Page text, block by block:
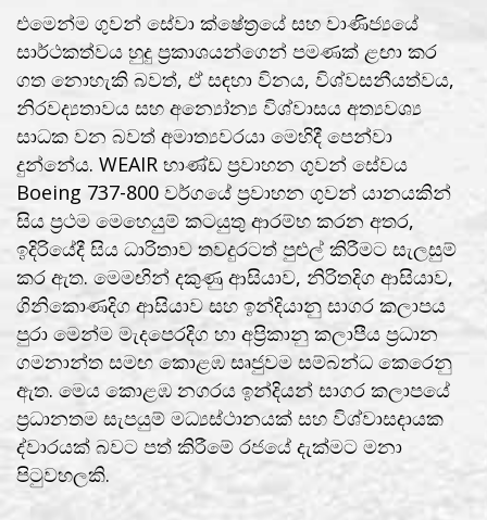
එමෙන්ම ගුවන් සේවා ක්ෂේත්‍රයේ සහ වාණිජ්‍යයේ
සාර්ථකත්වය හුදු ප්‍රකාශයන්ගෙන් පමණක් ළඟා කර
ගත නොහැකි බවත්, ඒ සඳහා විනය, විශ්වසනීයත්වය,
නිරවද්‍යතාවය සහ අන්‍යෝන්‍ය විශ්වාසය අත්‍යවශ්‍ය
සාධක වන බවත් අමාත්‍යවරයා මෙහිදී පෙන්වා
දුන්නේය. WEAIR භාණ්ඩ ප්‍රවාහන ගුවන් සේවය
Boeing 737-800 වර්ගයේ ප්‍රවාහන ගුවන් යානයකින්
සිය ප්‍රථම මෙහෙයුම් කටයුතු ආරම්භ කරන අතර,
ඉදිරියේදී සිය ධාරිතාව තවදුරටත් පුළුල් කිරීමට සැලසුම්
කර ඇත. මෙමඟින් දකුණු ආසියාව, නිරිතදිග ආසියාව,
ගිනිකොණදිග ආසියාව සහ ඉන්දියානු සාගර කලාපය
පුරා මෙන්ම මැදපෙරදිග හා අප්‍රිකානු කලාපීය ප්‍රධාන
ගමනාන්ත සමඟ කොළඹ සෘජුවම සම්බන්ධ කෙරෙනු
ඇත. මෙය කොළඹ නගරය ඉන්දියන් සාගර කලාපයේ
ප්‍රධානතම සැපයුම් මධ්‍යස්ථානයක් සහ විශ්වාසදායක
ද්වාරයක් බවට පත් කිරීමේ රජයේ දැක්මට මනා
පිටුවහලකි.